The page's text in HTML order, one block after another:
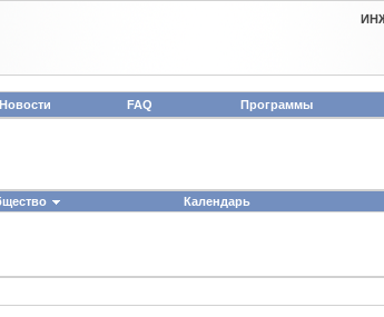
Новости FAQ Программы
Календарь